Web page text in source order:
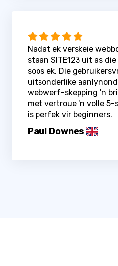
Nadat ek verskeie
staan ​​SITE123 uit as
soos ek. Die
uitsonderlike
webwerf-skepping 'n
met vertroue 'n volle
is perfek vir beginners.
Paul Downes